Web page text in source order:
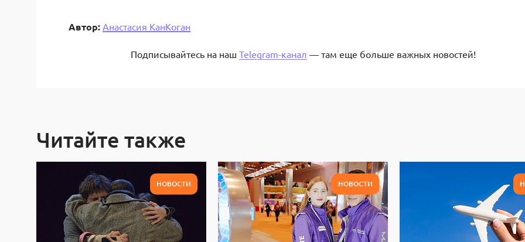
Автор: Анастасия КанКоган
Подписывайтесь на наш Telegram-канал — там еще больше важных новостей!
Читайте также
НОВОСТИ НОВОСТИ